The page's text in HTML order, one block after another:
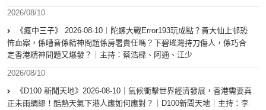
2026/08/10
《瘋中三子》 2026-08-10︱陀螺大戰Error193玩成點？黃大仙上邨恐
怖血案，係嘈音係精神問題係房署責任嗎？下碧瑤灣持刀傷人，係巧合
定香港精神問題又爆發？｜主持：蔡浩樑、阿通、江少
2026/08/10
《D100 新聞天地》2026-08-10｜氣候衝擊世界經濟發展，香港需要真
正未雨綢繆！酷熱天氣下港人應如何應對？｜D100新聞天地｜主持：李